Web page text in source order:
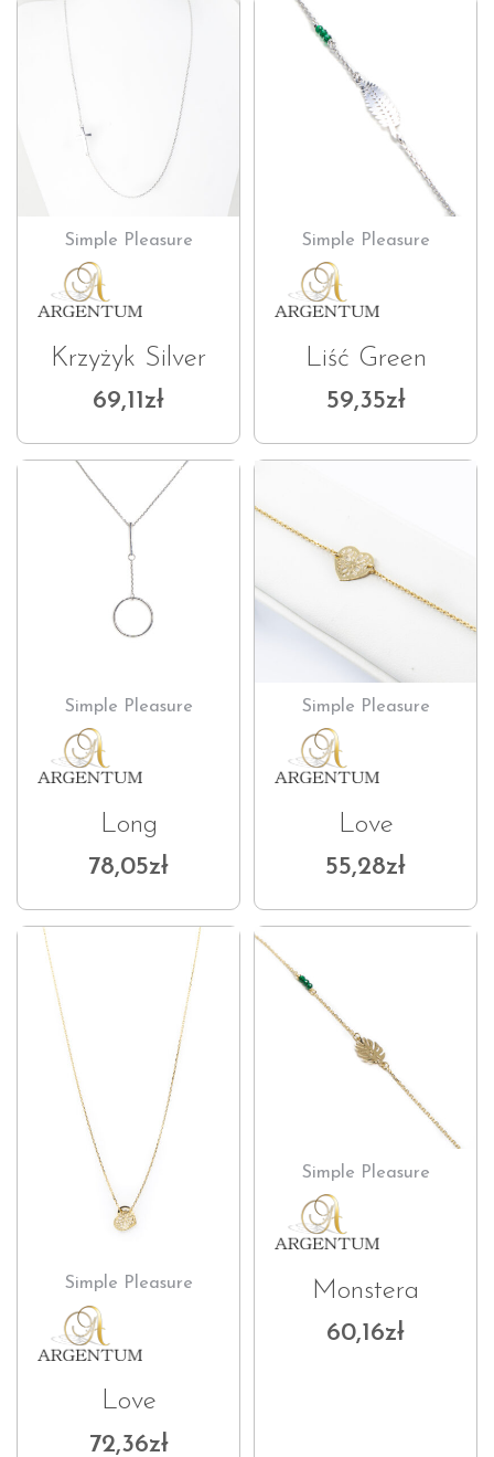
Simple Pleasure
Krzyżyk Silver
69,11zł
Simple Pleasure
Liść Green
59,35zł
Simple Pleasure
Long
78,05zł
Simple Pleasure
Love
55,28zł
Simple Pleasure
Love
72,36zł
Simple Pleasure
Monstera
60,16zł